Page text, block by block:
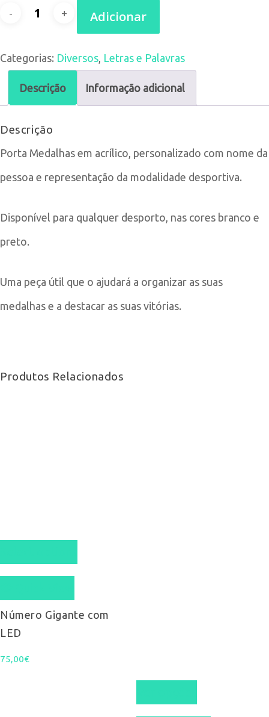
Quantidade
Porta
Medalhas
Adicionar
Categorias: Diversos Letras e Palavras
Descrição Informação adicional
Descrição
Porta Medalhas em acrílico, personalizado com nome da
pessoa e representação da modalidade desportiva.
Disponível para qualquer desporto, nas cores branco e
preto.
Uma peça útil que o ajudará a organizar as suas
medalhas e a destacar as suas vitórias.
Produtos Relacionados
Número Gigante com
LED
75,00€
This
product